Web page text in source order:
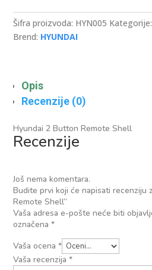
Šifra proizvoda: HYN005 Kategorije:
Brend: HYUNDAI
Opis
Recenzije (0)
Hyundai 2 Button Remote Shell
Recenzije
Još nema komentara.
Budite prvi koji će napisati recenziju
Remote Shell“
Vaša adresa e-pošte neće biti
označena*
Vaša ocena*
Vaša recenzija*